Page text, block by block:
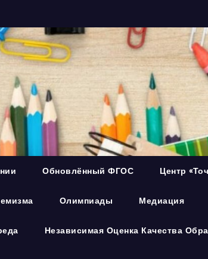
Обновлённый ФГОС Центр
Олимпиады Медиация
Независимая Оценка Качества